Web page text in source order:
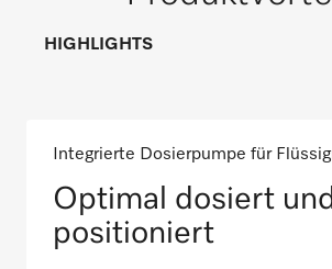
HIGHLIGHTS
Integrierte Dosierpumpe für
Optimal dosiert und
positioniert